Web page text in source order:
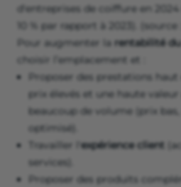
d'entreprises de coiffure en
10 % par rapport à 2023). (source
Pour augmenter la rentabilité
choisir l’emplacement et :
Proposer des prestations
prix élevés et une haute
beaucoup de volume (prix
optimisé).
Travailler l' expérience client
services).
Proposer des produits